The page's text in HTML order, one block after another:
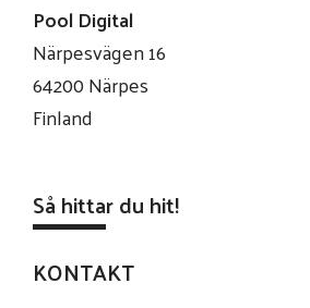
Pool Digital
Närpesvägen 16
64200 Närpes
Finland
Så hittar du hit!
KONTAKT